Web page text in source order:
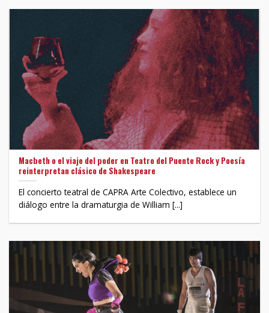
Macbeth o el viaje del poder en Teatro del Puente Rock y Poesía
reinterpretan clásico de Shakespeare
El concierto teatral de CAPRA Arte Colectivo, establece un
diálogo entre la dramaturgia de William [...]